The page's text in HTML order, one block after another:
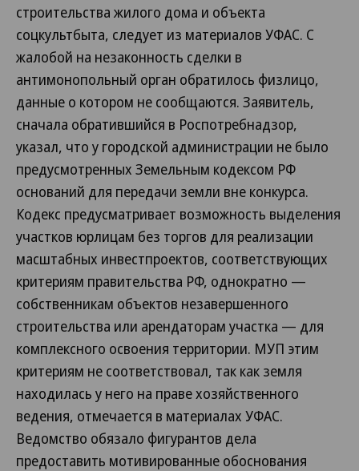
строительства жилого дома и объекта
соцкультбыта, следует из материалов УФАС. С
жалобой на незаконность сделки в
антимонопольный орган обратилось физлицо,
данные о котором не сообщаются. Заявитель,
сначала обратившийся в Роспотребнадзор,
указал, что у городской администрации не было
предусмотренных Земельным кодексом РФ
оснований для передачи земли вне конкурса.
Кодекс предусматривает возможность выделения
участков юрлицам без торгов для реализации
масштабных инвестпроектов, соответствующих
критериям правительства РФ, однократно —
собственникам объектов незавершенного
строительства или арендаторам участка — для
комплексного освоения территории. МУП этим
критериям не соответствовал, так как земля
находилась у него на праве хозяйственного
ведения, отмечается в материалах УФАС.
Ведомство обязало фигурантов дела
предоставить мотивированные обоснования